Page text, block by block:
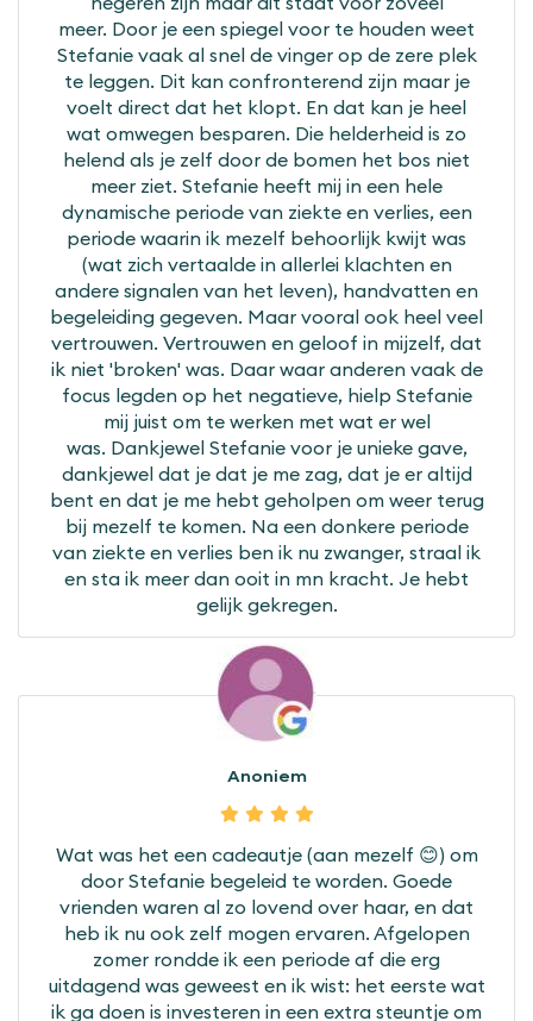
meer. Door je een spiegel voor te houden weet
Stefanie vaak al snel de vinger op de zere plek
te leggen. Dit kan confronterend zijn maar je
voelt direct dat het klopt. En dat kan je heel
wat omwegen besparen. Die helderheid is zo
helend als je zelf door de bomen het bos niet
meer ziet. Stefanie heeft mij in een hele
dynamische periode van ziekte en verlies, een
periode waarin ik mezelf behoorlijk kwijt was
(wat zich vertaalde in allerlei klachten en
andere signalen van het leven), handvatten en
begeleiding gegeven. Maar vooral ook heel veel
vertrouwen. Vertrouwen en geloof in mijzelf, dat
ik niet 'broken' was. Daar waar anderen vaak de
focus legden op het negatieve, hielp Stefanie
mij juist om te werken met wat er wel
was. Dankjewel Stefanie voor je unieke gave,
dankjewel dat je dat je me zag, dat je er altijd
bent en dat je me hebt geholpen om weer terug
bij mezelf te komen. Na een donkere periode
van ziekte en verlies ben ik nu zwanger, straal ik
en sta ik meer dan ooit in mn kracht. Je hebt
gelijk gekregen.
Anoniem
Wat was het een cadeautje (aan mezelf 😊) om
door Stefanie begeleid te worden. Goede
vrienden waren al zo lovend over haar, en dat
heb ik nu ook zelf mogen ervaren. Afgelopen
zomer rondde ik een periode af die erg
uitdagend was geweest en ik wist: het eerste wat
ik ga doen is investeren in een extra steuntje om